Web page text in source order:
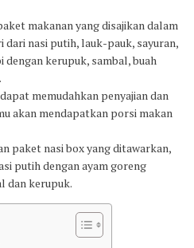
makanan yang disajikan dalam
nasi putih, lauk-pauk, sayuran,
dengan kerupuk, sambal, buah
memudahkan penyajian dan
akan mendapatkan porsi makan
paket nasi box yang ditawarkan,
putih dengan ayam goreng
dan kerupuk.